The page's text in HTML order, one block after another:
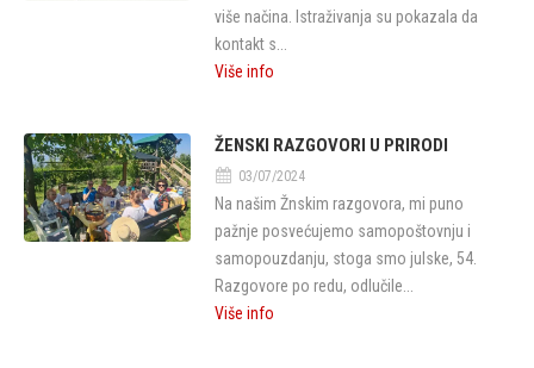
više načina. Istraživanja su pokazala da
kontakt s...
Više info
ŽENSKI RAZGOVORI U PRIRODI
03/07/2024
Na našim Žnskim razgovora, mi puno
pažnje posvećujemo samopoštovnju i
samopouzdanju, stoga smo julske, 54.
Razgovore po redu, odlučile...
Više info